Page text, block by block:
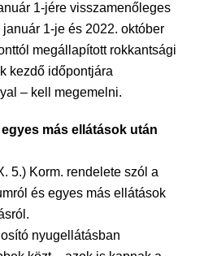
1-jére visszamenőleges
1-je és 2022. október
megállapított rokkantsági
kezdő időpontjára
– kell megemelni.
más ellátások után
5.) Korm. rendelete szól a
és egyes más ellátások
nyugellátásban